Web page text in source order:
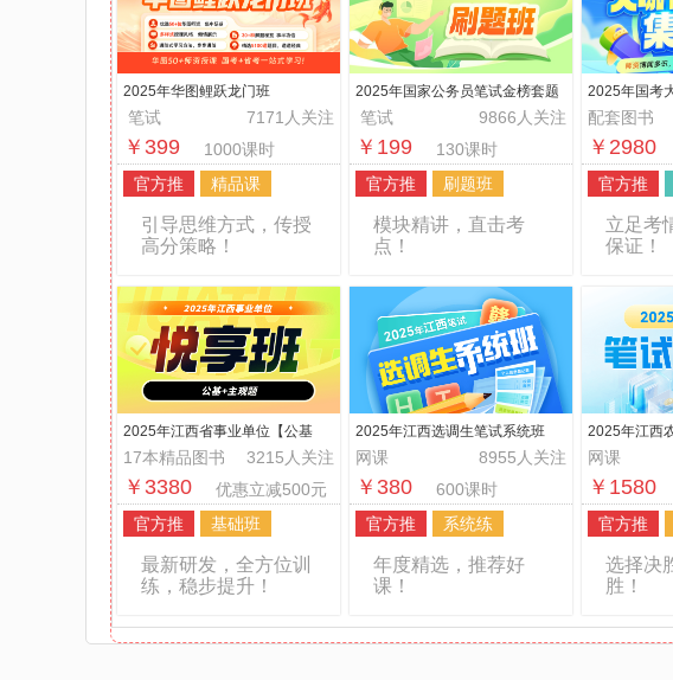
2025年华图鲤跃龙门班
7171人关注
笔试
￥399
1000课时
官方推
精品课
引导思维方式，传授
高分策略！
2025年国家公务员笔试金榜套题
刷题班
9866人关注
笔试
￥199
130课时
官方推
刷题班
模块精讲，直击考
点！
2025年国考
配套图书
￥2980
官方推
立足考
保证！
2025年江西省事业单位【公基
+主观题】悦享班
3215人关注
17本精品图书
￥3380
优惠立减500元
官方推
基础班
最新研发，全方位训
练，稳步提升！
2025年江西选调生笔试系统班
8955人关注
网课
￥380
600课时
官方推
系统练
年度精选，推荐好
课！
2025年江西
网课
￥1580
官方推
选择决
胜！